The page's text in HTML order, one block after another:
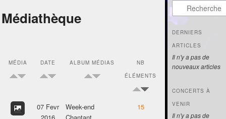
Médiathèque
MÉDIA DATE ALBUM MÉDIAS
NB
ÉLÉMENTS
07 Fevr
2016
Week-end
Chantant
15
Recherche
DERNIERS
ARTICLES
Il n'y a pas de
nouveaux articles
CONCERTS À
VENIR
Il n'y a pas de